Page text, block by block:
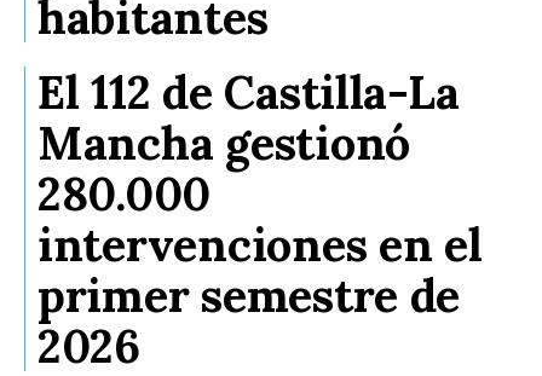
habitantes
El 112 de Castilla-La
Mancha gestionó
280.000
intervenciones en el
primer semestre de
2026